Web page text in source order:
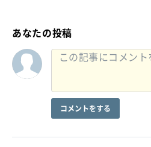
あなたの投稿
コメントをする